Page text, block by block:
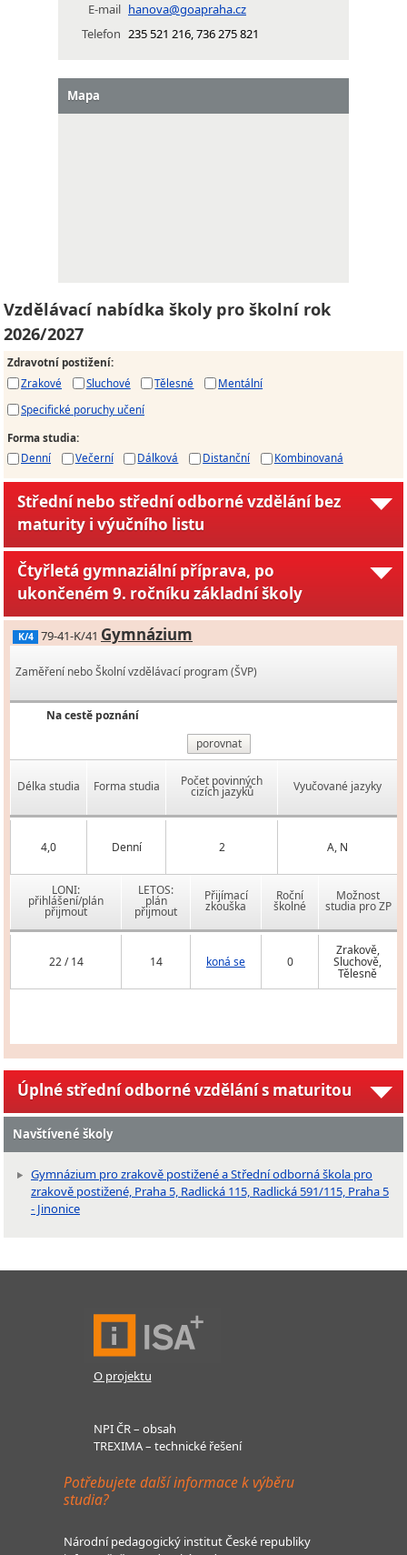
E-mail hanova@goapraha.cz
Telefon 235 521 216, 736 275 821
Mapa
Vzdělávací nabídka školy pro školní rok
2026/2027
Zdravotní postižení:
Zrakové
Sluchové Tělesné
Mentální
Specifické poruchy učení
Forma studia:
Denní
Večerní Dálková Distanční Kombinovaná
Střední nebo střední odborné vzdělání bez
maturity i výučního listu
Čtyřletá gymnaziální příprava, po
ukončeném 9. ročníku základní školy
K/4 79-41-K/41 Gymnázium
Zaměření nebo Školní vzdělávací program (ŠVP)
Na cestě poznání
porovnat
Délka studia Forma studia Počet povinných
cizích jazyků Vyučované jazyky
4,0 Denní 2 A, N
LONI:
přihlášení/plán
přijmout
LETOS:
plán
přijmout
Přijímací
zkouška
Roční
školné
Možnost
studia pro ZP
22 / 14 14 koná se 0
Zrakově,
Sluchově,
Tělesně
Úplné střední odborné vzdělání s maturitou
Navštívené školy
Gymnázium pro zrakově postižené a Střední odborná škola pro
zrakově postižené, Praha 5, Radlická 115, Radlická 591/115, Praha 5
- Jinonice
O projektu
NPI ČR – obsah
TREXIMA – technické řešení
Potřebujete další informace k výběru
studia?
Národní pedagogický institut České republiky